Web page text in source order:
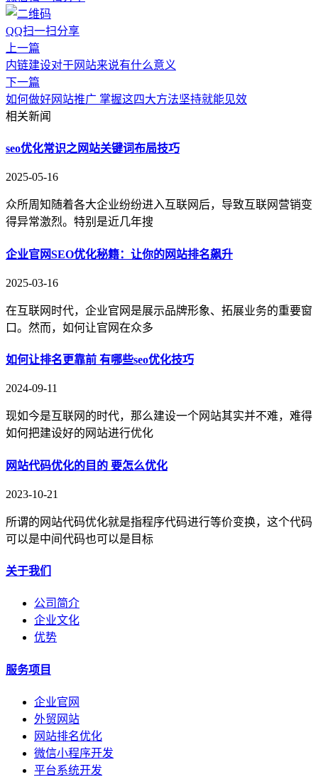
QQ扫一扫分享
上一篇
内链建设对于网站来说有什么意义
下一篇
如何做好网站推广 掌握这四大方法坚持就能见效
相关新闻
seo优化常识之网站关键词布局技巧
2025-05-16
众所周知随着各大企业纷纷进入互联网后，导致互联网营销变
得异常激烈。特别是近几年搜
企业官网SEO优化秘籍：让你的网站排名飙升​
2025-03-16
在互联网时代，企业官网是展示品牌形象、拓展业务的重要窗
口。然而，如何让官网在众多
如何让排名更靠前 有哪些seo优化技巧
2024-09-11
现如今是互联网的时代，那么建设一个网站其实并不难，难得
如何把建设好的网站进行优化
网站代码优化的目的 要怎么优化
2023-10-21
所谓的网站代码优化就是指程序代码进行等价变换，这个代码
可以是中间代码也可以是目标
关于我们
公司简介
企业文化
优势
服务项目
企业官网
外贸网站
网站排名优化
微信小程序开发
平台系统开发